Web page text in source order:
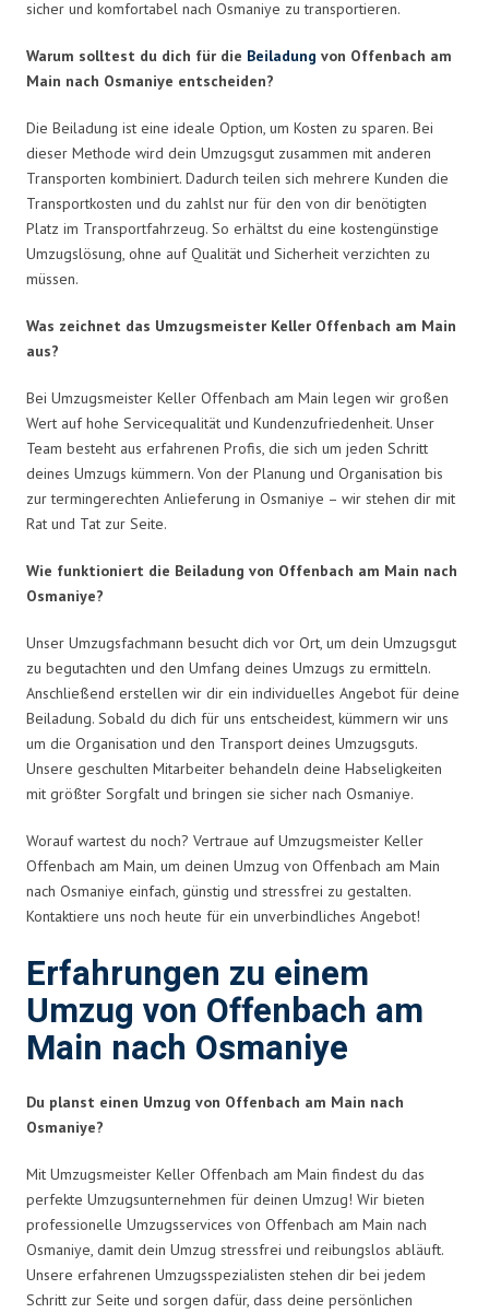
sicher und komfortabel nach Osmaniye zu transportieren.
Warum solltest du dich für die Beiladung von Offenbach am
Main nach Osmaniye entscheiden?
Die Beiladung ist eine ideale Option, um Kosten zu sparen. Bei
dieser Methode wird dein Umzugsgut zusammen mit anderen
Transporten kombiniert. Dadurch teilen sich mehrere Kunden die
Transportkosten und du zahlst nur für den von dir benötigten
Platz im Transportfahrzeug. So erhältst du eine kostengünstige
Umzugslösung, ohne auf Qualität und Sicherheit verzichten zu
müssen.
Was zeichnet das Umzugsmeister Keller Offenbach am Main
aus?
Bei Umzugsmeister Keller Offenbach am Main legen wir großen
Wert auf hohe Servicequalität und Kundenzufriedenheit. Unser
Team besteht aus erfahrenen Profis, die sich um jeden Schritt
deines Umzugs kümmern. Von der Planung und Organisation bis
zur termingerechten Anlieferung in Osmaniye – wir stehen dir mit
Rat und Tat zur Seite.
Wie funktioniert die Beiladung von Offenbach am Main nach
Osmaniye?
Unser Umzugsfachmann besucht dich vor Ort, um dein Umzugsgut
zu begutachten und den Umfang deines Umzugs zu ermitteln.
Anschließend erstellen wir dir ein individuelles Angebot für deine
Beiladung. Sobald du dich für uns entscheidest, kümmern wir uns
um die Organisation und den Transport deines Umzugsguts.
Unsere geschulten Mitarbeiter behandeln deine Habseligkeiten
mit größter Sorgfalt und bringen sie sicher nach Osmaniye.
Worauf wartest du noch? Vertraue auf Umzugsmeister Keller
Offenbach am Main, um deinen Umzug von Offenbach am Main
nach Osmaniye einfach, günstig und stressfrei zu gestalten.
Kontaktiere uns noch heute für ein unverbindliches Angebot!
Erfahrungen zu einem
Umzug von Offenbach am
Main nach Osmaniye
Du planst einen Umzug von Offenbach am Main nach
Osmaniye?
Mit Umzugsmeister Keller Offenbach am Main findest du das
perfekte Umzugsunternehmen für deinen Umzug! Wir bieten
professionelle Umzugsservices von Offenbach am Main nach
Osmaniye, damit dein Umzug stressfrei und reibungslos abläuft.
Unsere erfahrenen Umzugsspezialisten stehen dir bei jedem
Schritt zur Seite und sorgen dafür, dass deine persönlichen